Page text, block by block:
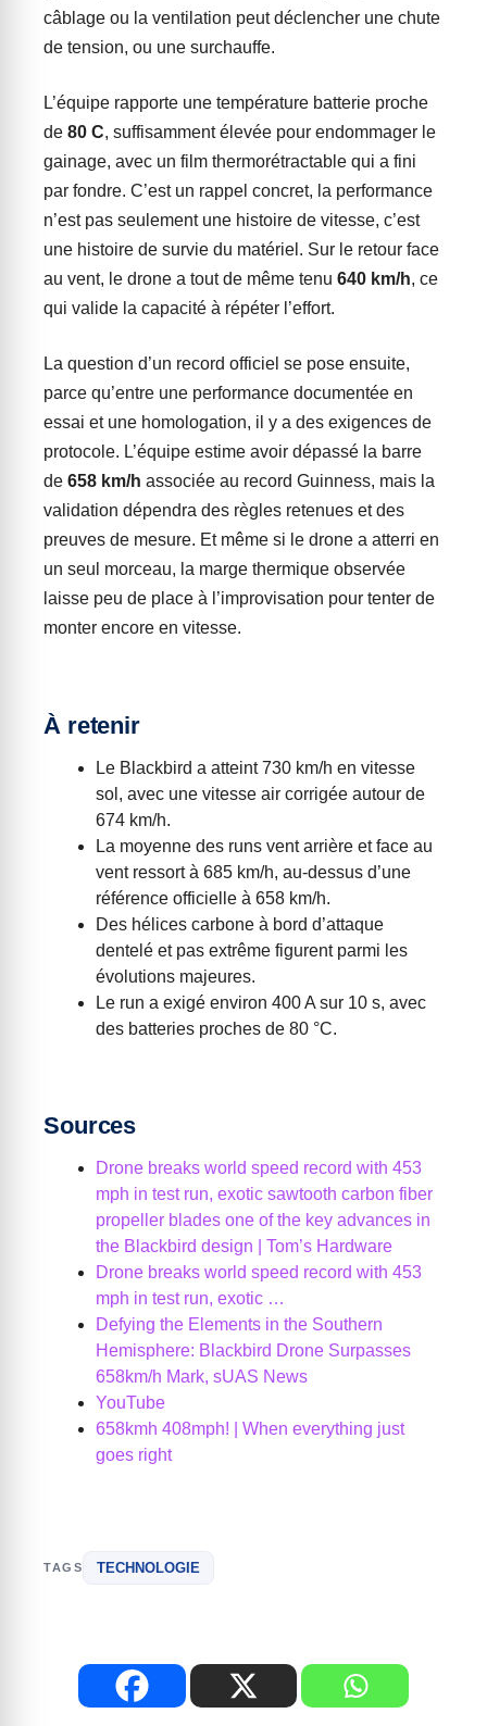
câblage ou la ventilation peut déclencher une chute
de tension, ou une surchauffe.
L’équipe rapporte une température batterie proche
de 80 C, suffisamment élevée pour endommager le
gainage, avec un film thermorétractable qui a fini
par fondre. C’est un rappel concret, la performance
n’est pas seulement une histoire de vitesse, c’est
une histoire de survie du matériel. Sur le retour face
au vent, le drone a tout de même tenu 640 km/h, ce
qui valide la capacité à répéter l’effort.
La question d’un record officiel se pose ensuite,
parce qu’entre une performance documentée en
essai et une homologation, il y a des exigences de
protocole. L’équipe estime avoir dépassé la barre
de 658 km/h associée au record Guinness, mais la
validation dépendra des règles retenues et des
preuves de mesure. Et même si le drone a atterri en
un seul morceau, la marge thermique observée
laisse peu de place à l’improvisation pour tenter de
monter encore en vitesse.
À retenir
Le Blackbird a atteint 730 km/h en vitesse
sol, avec une vitesse air corrigée autour de
674 km/h.
La moyenne des runs vent arrière et face au
vent ressort à 685 km/h, au-dessus d’une
référence officielle à 658 km/h.
Des hélices carbone à bord d’attaque
dentelé et pas extrême figurent parmi les
évolutions majeures.
Le run a exigé environ 400 A sur 10 s, avec
des batteries proches de 80 °C.
Sources
Drone breaks world speed record with 453
mph in test run, exotic sawtooth carbon fiber
propeller blades one of the key advances in
the Blackbird design | Tom’s Hardware
Drone breaks world speed record with 453
mph in test run, exotic …
Defying the Elements in the Southern
Hemisphere: Blackbird Drone Surpasses
658km/h Mark, sUAS News
YouTube
658kmh 408mph! | When everything just
goes right
TAGS TECHNOLOGIE